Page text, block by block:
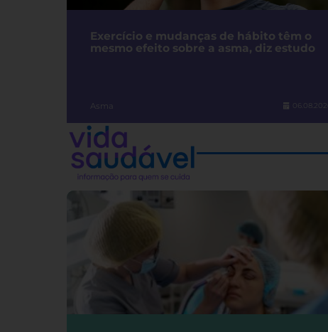
Exercício e mudanças de hábito têm o
mesmo efeito sobre a asma, diz estudo
Asma 06.08.2026